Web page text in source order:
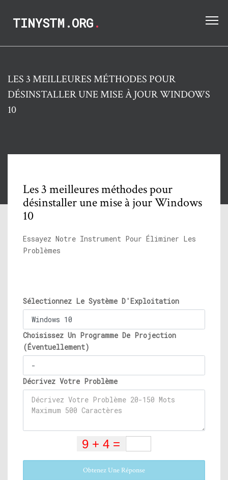
TINYSTM.ORG.
LES 3 MEILLEURES MÉTHODES POUR
DÉSINSTALLER UNE MISE À JOUR WINDOWS
10
Les 3 meilleures méthodes pour
désinstaller une mise à jour Windows
10
Essayez Notre Instrument Pour Éliminer Les
Problèmes
Sélectionnez Le Système D'Exploitation
Choisissez Un Programme De Projection
(Éventuellement)
Décrivez Votre Problème
Obtenez Une Réponse